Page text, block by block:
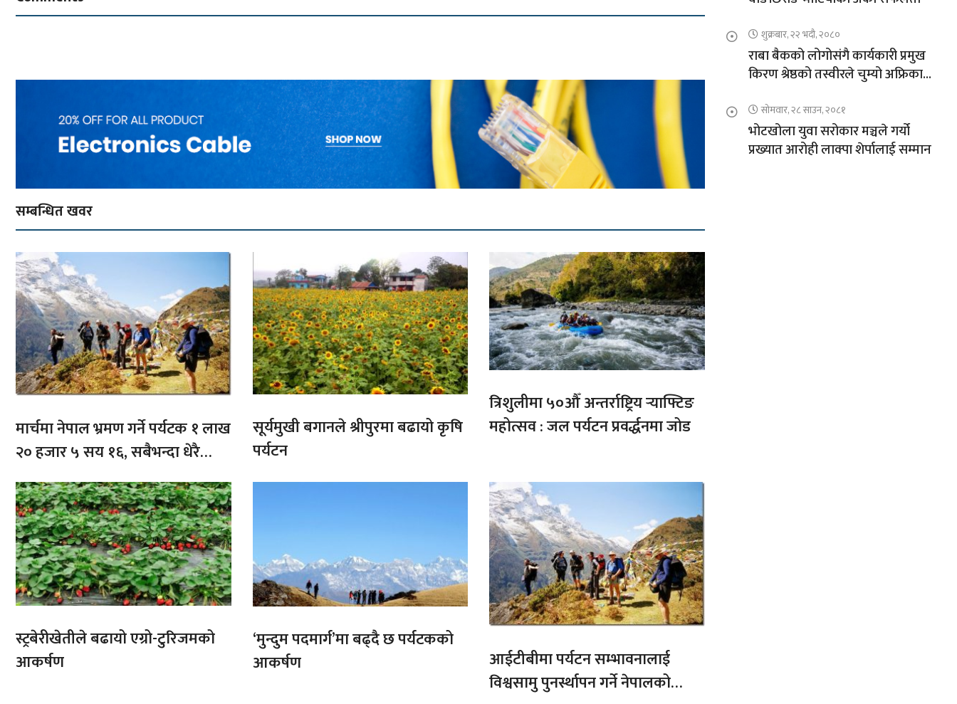
सम्बन्धित खवर
मार्चमा नेपाल भ्रमण गर्ने पर्यटक १ लाख
२० हजार ५ सय १६, सबैभन्दा धेरै
भारतबाट
सूर्यमुखी बगानले श्रीपुरमा बढायो कृषि
पर्यटन
त्रिशुलीमा ५०औँ अन्तर्राष्ट्रिय र्‍याफ्टिङ
महोत्सव : जल पर्यटन प्रवर्द्धनमा जोड
स्ट्रबेरीखेतीले बढायो एग्रो-टुरिजमको
आकर्षण
‘मुन्दुम पदमार्ग’मा बढ्दै छ पर्यटकको
आकर्षण
आईटीबीमा पर्यटन सम्भावनालाई
विश्वसामु पुनर्स्थापन गर्ने नेपालको
शुक्रबार, २२ भदौ, २०८०
राबा बैकको लोगोसंगै कार्यकारी प्रमुख
किरण श्रेष्ठको तस्वीरले चुम्यो अफ्रिकाको
सोमवार, २८ साउन, २०८१
भोटखोला युवा सरोकार मञ्चले गर्यो
प्रख्यात आरोही लाक्पा शेर्पालाई सम्मान